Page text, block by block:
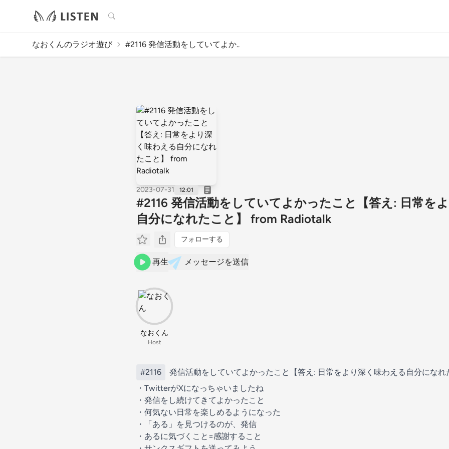
検索
なおくんのラジオ遊び #2116 発信活動をしていてよか..
2023-07-31 12:01
#2116 発信活動をしていてよかったこと【答え: 日常を
自分になれたこと】 from Radiotalk
フォローする
再生 メッセージを送信
なおくん
Host
#2116
発信活動をしていてよかったこと【答え: 日常をより深く味わえる自分になれ
・TwitterがXになっちゃいましたね
・発信をし続けてきてよかったこと
・何気ない日常を楽しめるようになった
・「ある」を見つけるのが、発信
・あるに気づくこと=感謝すること